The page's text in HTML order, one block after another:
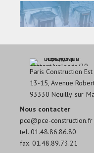
Paris Construction Est
13-15, Avenue
93330 Neuilly-sur-
Nous contacter
pce@pce-construction.fr
tel. 01.48.86.86.80
fax. 01.48.89.73.21